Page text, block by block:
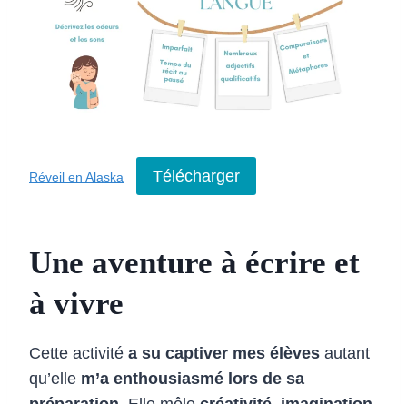
Réveil en Alaska Télécharger
Une aventure à écrire et
à vivre
Cette activité a su captiver mes élèves autant
qu’elle m’a enthousiasmé lors de sa